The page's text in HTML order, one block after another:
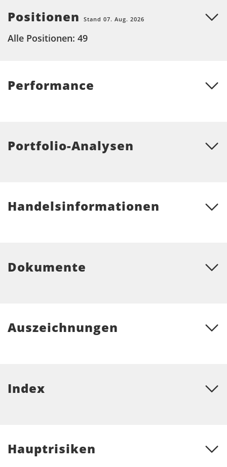
Positionen Stand 07. Aug. 2026
Alle Positionen: 49
Performance
Portfolio-Analysen
Handelsinformationen
Dokumente
Auszeichnungen
Index
Hauptrisiken